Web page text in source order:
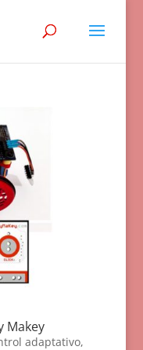
Makey
adaptativo,